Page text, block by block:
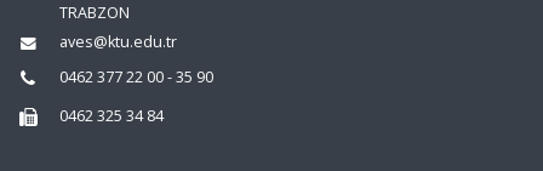
TRABZON
aves@ktu.edu.tr
0462 377 22 00 - 35 90
0462 325 34 84